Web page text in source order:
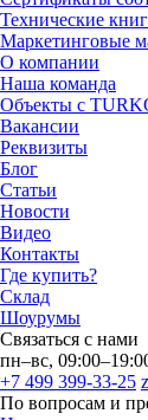
Технические
Маркетинговые
О компании
Наша команда
Объекты с
Вакансии
Реквизиты
Блог
Статьи
Новости
Видео
Контакты
Где купить?
Склад
Шоурумы
Связаться с нами
пн–вс,
+7 499 399-33-25
По вопросам и